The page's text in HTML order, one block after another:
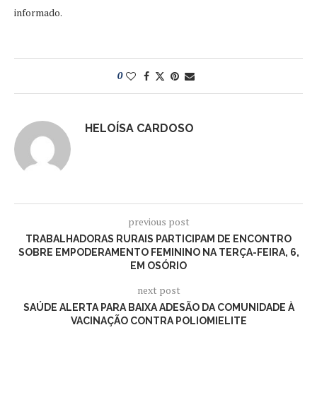
informado.
0
HELOÍSA CARDOSO
previous post
TRABALHADORAS RURAIS PARTICIPAM DE ENCONTRO
SOBRE EMPODERAMENTO FEMININO NA TERÇA-FEIRA, 6,
EM OSÓRIO
next post
SAÚDE ALERTA PARA BAIXA ADESÃO DA COMUNIDADE À
VACINAÇÃO CONTRA POLIOMIELITE